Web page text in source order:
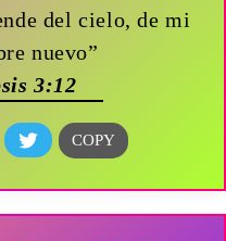
del cielo, de mi
nuevo”
3:12